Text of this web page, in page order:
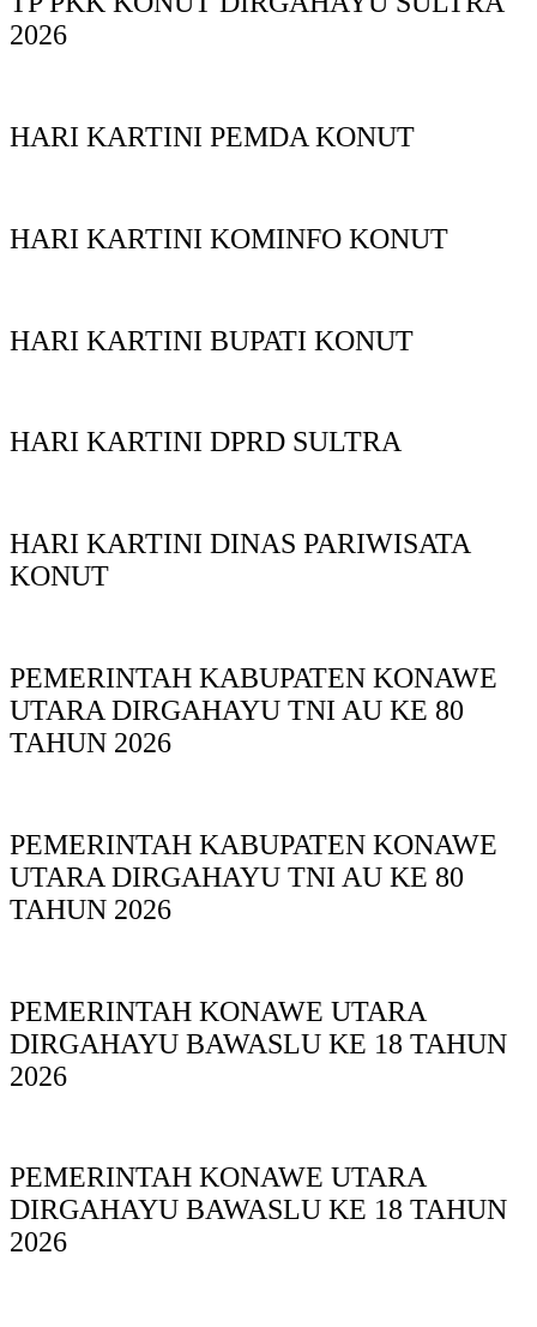
2026
HARI KARTINI PEMDA KONUT
HARI KARTINI KOMINFO KONUT
HARI KARTINI BUPATI KONUT
HARI KARTINI DPRD SULTRA
HARI KARTINI DINAS PARIWISATA
KONUT
PEMERINTAH KABUPATEN KONAWE
UTARA DIRGAHAYU TNI AU KE 80
TAHUN 2026
PEMERINTAH KABUPATEN KONAWE
UTARA DIRGAHAYU TNI AU KE 80
TAHUN 2026
PEMERINTAH KONAWE UTARA
DIRGAHAYU BAWASLU KE 18 TAHUN
2026
PEMERINTAH KONAWE UTARA
DIRGAHAYU BAWASLU KE 18 TAHUN
2026